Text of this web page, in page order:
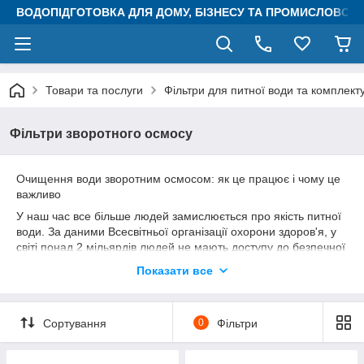
ВОДОПІДГОТОВКА ДЛЯ ДОМУ, БІЗНЕСУ ТА
Товари та послуги Фільтри для питної води та
Фільтри зворотного осмосу
Очищення води зворотним осмосом: як це працює і чому це
важливо
У наш час все більше людей замислюється про якість питної
води. За даними Всесвітньої організації охорони здоров'я, у
світі понад 2 мільярдів людей не мають доступу до безпечної
технологія очищення води зворотним осмосом.
Як це працює?
Процес очищення води зворотним осмосом ґрунтується на
Показати все
Сортування 0 Фільтри